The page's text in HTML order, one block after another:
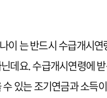
이 는 반드시 수급개시
데요. 수급개시연령에
있는 조기연금과 소득